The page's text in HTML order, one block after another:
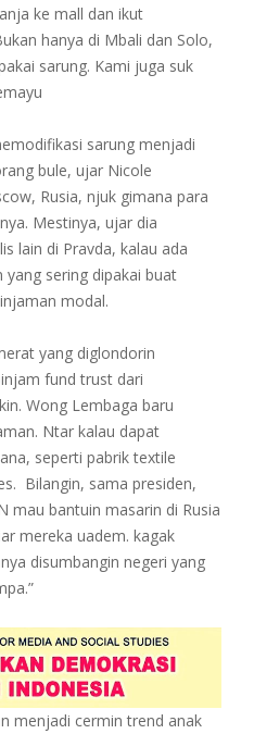
ke mall dan ikut
hanya di Mbali dan Solo,
sarung. Kami juga suk
sarung menjadi
bule, ujar Nicole
Rusia, njuk gimana para
Mestinya, ujar dia
lain di Pravda, kalau ada
sering dipakai buat
modal.
yang diglondorin
fund trust dari
Wong Lembaga baru
Ntar kalau dapat
seperti pabrik textile
Bilangin, sama presiden,
mau bantuin masarin di Rusia
mereka uadem. kagak
disumbangin negeri yang
menjadi cermin trend anak